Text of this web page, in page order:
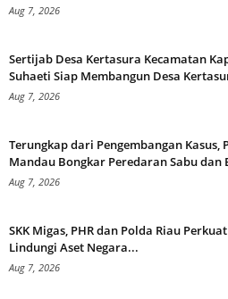
Aug 7, 2026
Sertijab Desa Kertasura Kecamatan
Suhaeti Siap Membangun Desa
Aug 7, 2026
Terungkap dari Pengembangan Kasus,
Mandau Bongkar Peredaran Sabu dan
Aug 7, 2026
SKK Migas, PHR dan Polda Riau
Lindungi Aset Negara...
Aug 7, 2026